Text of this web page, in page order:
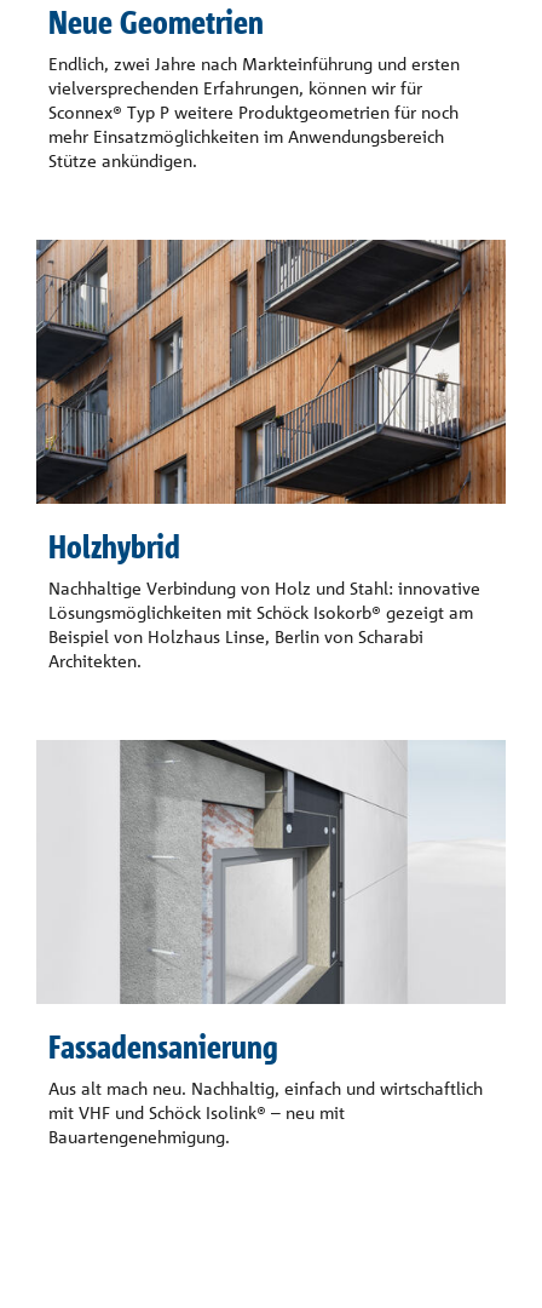
Neue Geometrien
Endlich, zwei Jahre nach Markteinführung und ersten
vielversprechenden Erfahrungen, können wir für
Sconnex® Typ P weitere Produktgeometrien für noch
mehr Einsatzmöglichkeiten im Anwendungsbereich
Stütze ankündigen.
Holzhybrid
Nachhaltige Verbindung von Holz und Stahl: innovative
Lösungsmöglichkeiten mit Schöck Isokorb® gezeigt am
Beispiel von Holzhaus Linse, Berlin von Scharabi
Architekten.
Fassadensanierung
Aus alt mach neu. Nachhaltig, einfach und wirtschaftlich
mit VHF und Schöck Isolink® – neu mit
Bauartengenehmigung.